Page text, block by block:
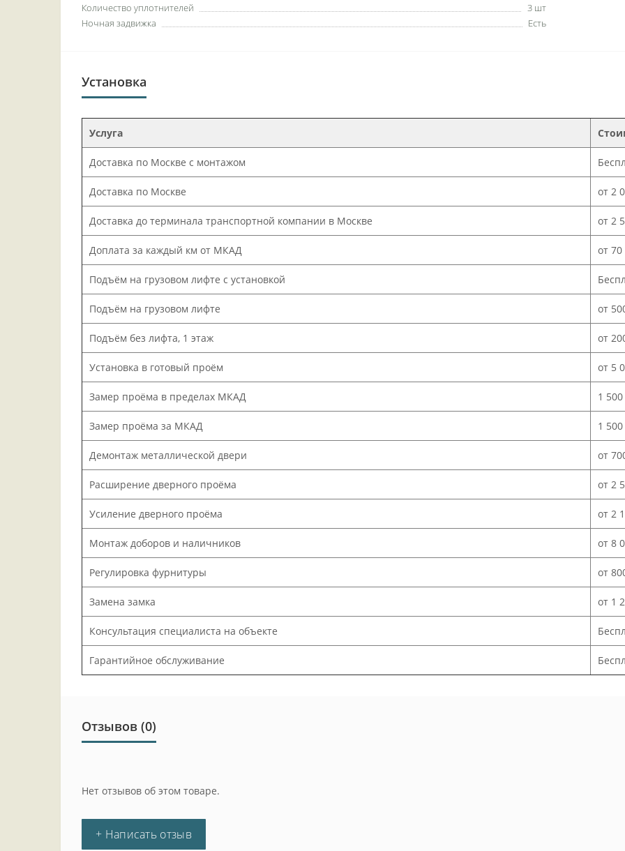
Количество уплотнителей
3 шт
Ночная задвижка
Есть
Установка
Услуга
Доставка по Москве с монтажом
Доставка по Москве от 2
Доставка до терминала транспортной компании в Москве от 2
Доплата за каждый км от МКАД от
Подъём на грузовом лифте с установкой
Подъём на грузовом лифте от
Подъём без лифта, 1 этаж от
Установка в готовый проём от 5
Замер проёма в пределах МКАД 1
Замер проёма за МКАД 1
Демонтаж металлической двери от
Расширение дверного проёма от 2
Усиление дверного проёма от 2
Монтаж доборов и наличников от 8
Регулировка фурнитуры от
Замена замка от 1
Консультация специалиста на объекте
Гарантийное обслуживание
Отзывов (0)
Нет отзывов об этом товаре.
+ Написать отзыв